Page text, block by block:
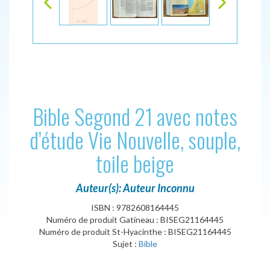
Bible Segond 21 avec notes
d’étude Vie Nouvelle, souple,
toile beige
Auteur(s): Auteur Inconnu
ISBN : 9782608164445
Numéro de produit Gatineau : BISEG21164445
Numéro de produit St-Hyacinthe : BISEG21164445
Sujet : Bible